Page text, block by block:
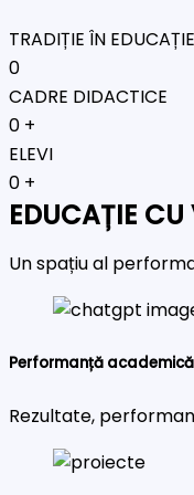
TRADIȚIE ÎN EDUCAȚIE
0
CADRE DIDACTICE
0 +
ELEVI
0 +
EDUCAȚIE CU
Un spațiu al
Performanță academică
Rezultate,